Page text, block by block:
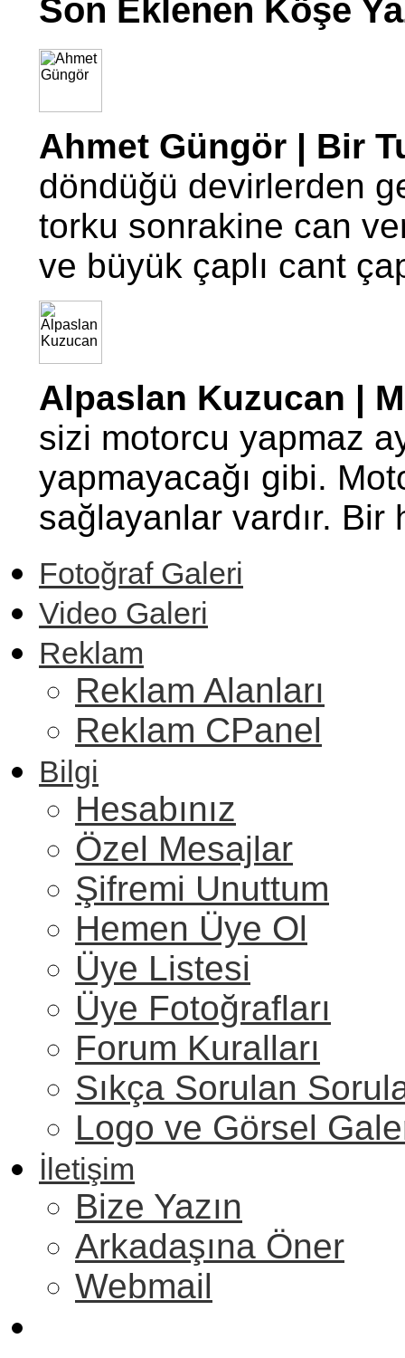
Son Eklenen Köşe
Ahmet Güngör | Bir
döndüğü devirlerden
torku sonrakine can
ve büyük çaplı cant
Alpaslan Kuzucan |
sizi motorcu yapmaz
yapmayacağı gibi.
sağlayanlar vardır.
Fotoğraf Galeri
Video Galeri
Reklam
Reklam Alanları
Reklam CPanel
Bilgi
Hesabınız
Özel Mesajlar
Şifremi Unuttum
Hemen Üye Ol
Üye Listesi
Üye Fotoğrafları
Forum Kuralları
Sıkça Sorulan
Logo ve Görsel
İletişim
Bize Yazın
Arkadaşına Öner
Webmail